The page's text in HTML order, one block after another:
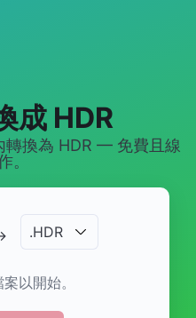
成 HDR
轉換為 HDR — 免費且線
。
.HDR
以開始。